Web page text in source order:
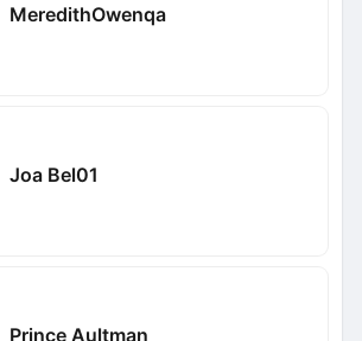
MeredithOwenqa
Joa Bel01
Prince Aultman